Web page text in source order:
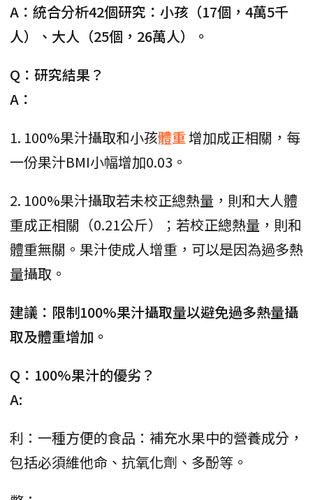
A：統合分析42個研究：小孩（17個，4萬5千
人）、大人（25個，26萬人）。
Q：研究結果？
A：
1. 100%果汁攝取和小孩體重增加成正相關，每
一份果汁BMI小幅增加0.03。
2. 100%果汁攝取若未校正總熱量，則和大人體
重成正相關（0.21公斤）；若校正總熱量，則和
體重無關。果汁使成人增重，可以是因為過多熱
量攝取。
建議：限制100%果汁攝取量以避免過多熱量攝
取及體重增加。
Q：100%果汁的優劣？
A:
利：一種方便的食品：補充水果中的營養成分，
包括必須維他命、抗氧化劑、多酚等。